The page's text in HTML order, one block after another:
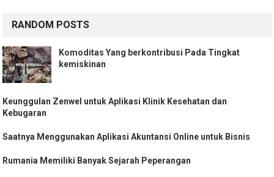
RANDOM POSTS
Komoditas Yang berkontribusi Pada Tingkat
kemiskinan
Keunggulan Zenwel untuk Aplikasi Klinik Kesehatan dan
Kebugaran
Saatnya Menggunakan Aplikasi Akuntansi Online untuk Bisnis
Rumania Memiliki Banyak Sejarah Peperangan